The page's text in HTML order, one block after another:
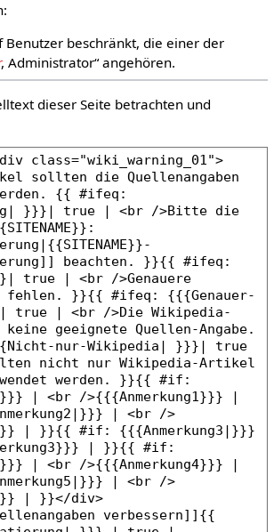
Benutzer beschränkt, die einer der
, Administrator“ angehören.
dieser Seite betrachten und